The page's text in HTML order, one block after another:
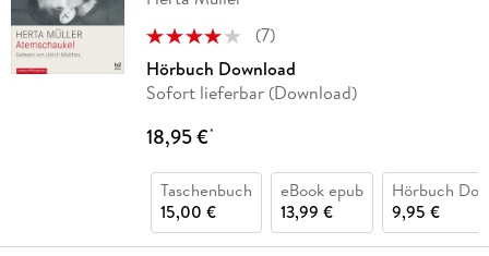
(7)
Hörbuch Download
Sofort lieferbar (Download)
18,95 €*
Taschenbuch
15,00 €
eBook epub
13,99 €
Hörbuch
9,95 €